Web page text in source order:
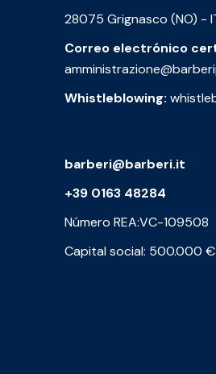
28075 Grignasco (NO) -
Correo electrónico
Whistleblowing:
barberi@barberi.it
+39 0163 48284
Número REA:VC-109508
Capital social: 500.000